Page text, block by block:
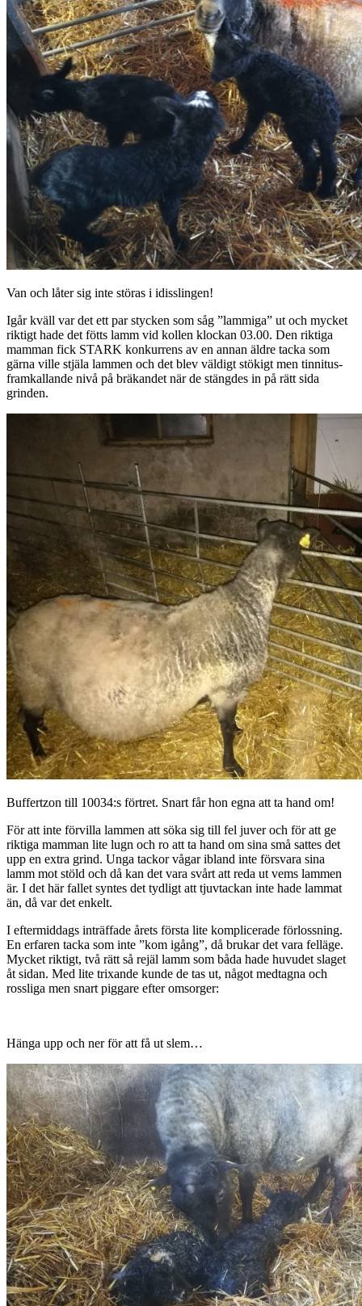
Van och låter sig inte störas i idisslingen!
Igår kväll var det ett par stycken som såg ”lammiga” ut och mycket
riktigt hade det fötts lamm vid kollen klockan 03.00. Den riktiga
mamman fick STARK konkurrens av en annan äldre tacka som
gärna ville stjäla lammen och det blev väldigt stökigt men tinnitus-
framkallande nivå på bräkandet när de stängdes in på rätt sida
grinden.
Buffertzon till 10034:s förtret. Snart får hon egna att ta hand om!
För att inte förvilla lammen att söka sig till fel juver och för att ge
riktiga mamman lite lugn och ro att ta hand om sina små sattes det
upp en extra grind. Unga tackor vågar ibland inte försvara sina
lamm mot stöld och då kan det vara svårt att reda ut vems lammen
är. I det här fallet syntes det tydligt att tjuvtackan inte hade lammat
än, då var det enkelt.
I eftermiddags inträffade årets första lite komplicerade förlossning.
En erfaren tacka som inte ”kom igång”, då brukar det vara felläge.
Mycket riktigt, två rätt så rejäl lamm som båda hade huvudet slaget
åt sidan. Med lite trixande kunde de tas ut, något medtagna och
rossliga men snart piggare efter omsorger:
Hänga upp och ner för att få ut slem…